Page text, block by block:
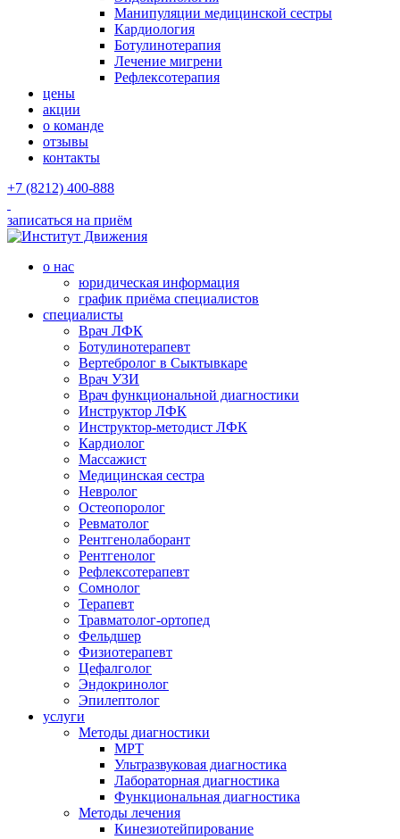
Манипуляции медицинской сестры
Кардиология
Ботулинотерапия
Лечение мигрени
Рефлексотерапия
цены
акции
о команде
отзывы
контакты
+7 (8212) 400-888
записаться на приём
о нас
юридическая информация
график приёма специалистов
специалисты
Врач ЛФК
Ботулинотерапевт
Вертебролог в Сыктывкаре
Врач УЗИ
Врач функциональной диагностики
Инструктор ЛФК
Инструктор-методист ЛФК
Кардиолог
Массажист
Медицинская сестра
Невролог
Остеопоролог
Ревматолог
Рентгенолаборант
Рентгенолог
Рефлексотерапевт
Сомнолог
Терапевт
Травматолог-ортопед
Фельдшер
Физиотерапевт
Цефалголог
Эндокринолог
Эпилептолог
услуги
Методы диагностики
МРТ
Ультразвуковая диагностика
Лабораторная диагностика
Функциональная диагностика
Методы лечения
Кинезиотейпирование